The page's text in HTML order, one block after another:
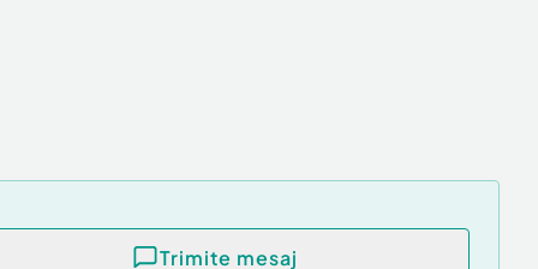
Trimite mesaj